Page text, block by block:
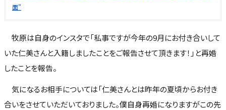
面”
牧原は自身のインスタで「私事ですが今年の9月にお付き合いして
いた仁美さんと入籍しましたことをご報告させて頂きます！」と再婚
したことを報告。
気になるお相手については「仁美さんとは昨年の夏頃からお付き
合いをさせていただいておりました。僕自身再婚になりますがこの先